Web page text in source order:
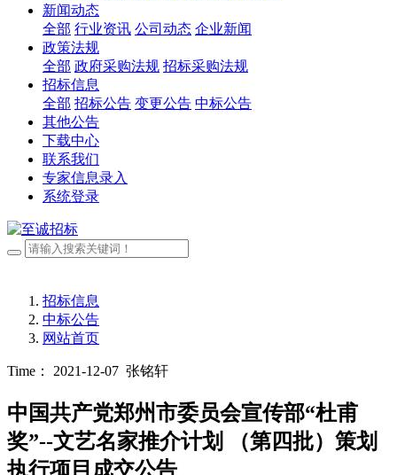
新闻动态
全部 行业资讯 公司动态 企业新闻
政策法规
全部 政府采购法规 招标采购法规
招标信息
全部 招标公告 变更公告 中标公告
其他公告
下载中心
联系我们
专家信息录入
系统登录
招标信息
中标公告
网站首页
Time： 2021-12-07 张铭轩
中国共产党郑州市委员会宣传部“杜甫
奖”--文艺名家推介计划 （第四批）策划
执行项目成交公告